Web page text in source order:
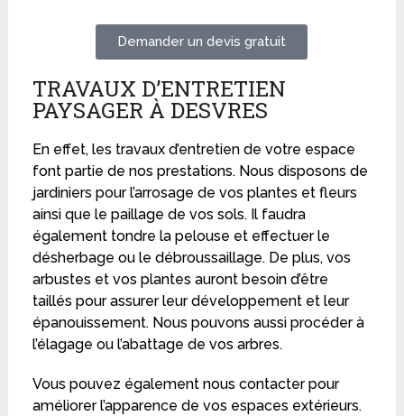
Demander un devis gratuit
TRAVAUX D’ENTRETIEN
PAYSAGER À DESVRES
En effet, les travaux d’entretien de votre espace
font partie de nos prestations. Nous disposons de
jardiniers pour l’arrosage de vos plantes et fleurs
ainsi que le paillage de vos sols. Il faudra
également tondre la pelouse et effectuer le
désherbage ou le débroussaillage. De plus, vos
arbustes et vos plantes auront besoin d’être
taillés pour assurer leur développement et leur
épanouissement. Nous pouvons aussi procéder à
l’élagage ou l’abattage de vos arbres.
Vous pouvez également nous contacter pour
améliorer l’apparence de vos espaces extérieurs.